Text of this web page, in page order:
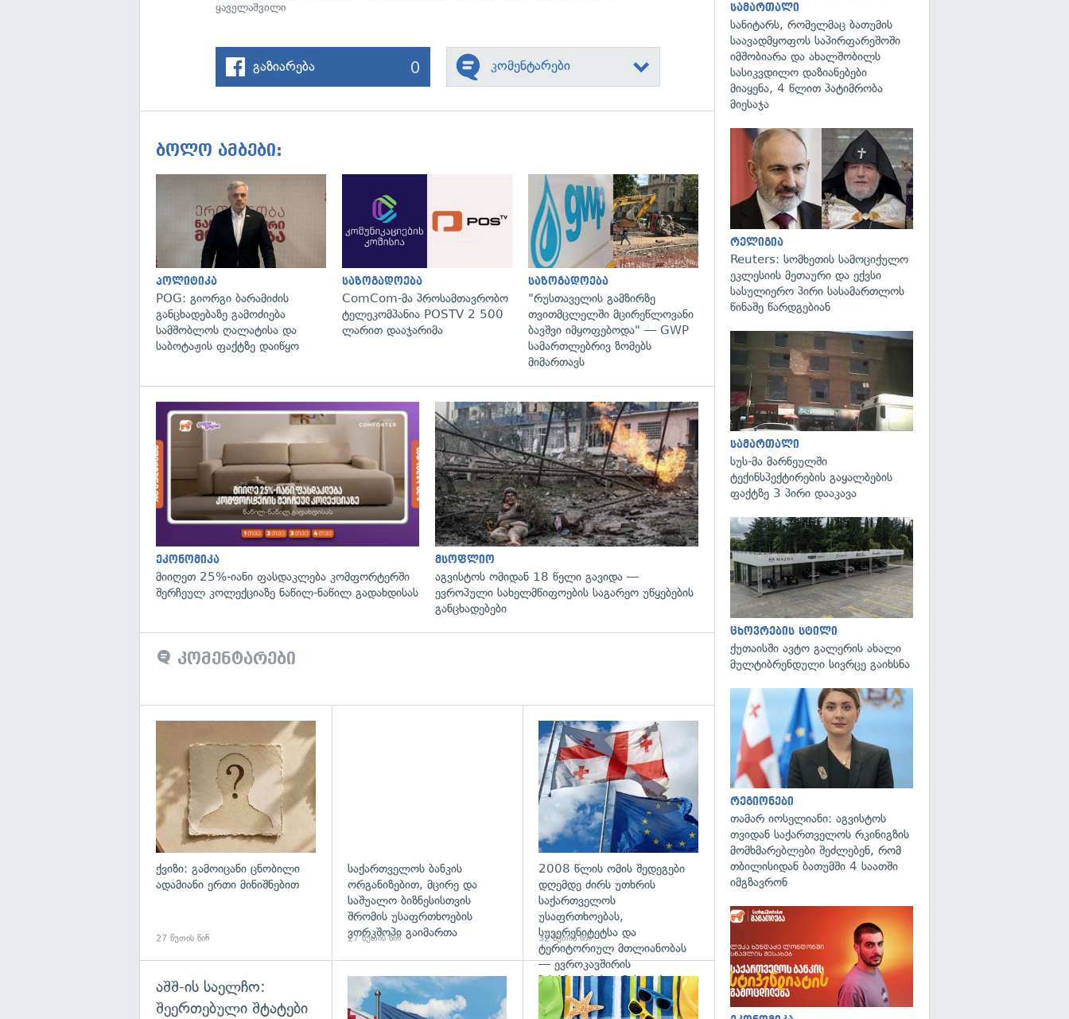
ყაველაშვილი
გაზიარება 0 კომენტარები
ბოლო ამბები:
პოლიტიკა
POG: გიორგი ბარამიძის
განცხადებაზე გამოძიება
სამშობლოს ღალატისა და
საბოტაჟის ფაქტზე დაიწყო
გადახედვა
საზოგადოება
ComCom-მა პროსამთავრობო
ტელეკომპანია POSTV 2 500
ლარით დააჯარიმა
გადახედვა
საზოგადოება
"რუსთაველის გამზირზე
თვითმცლელში მცირეწლოვანი
ბავშვი იმყოფებოდა" — GWP
სამართლებრივ ზომებს
მიმართავს
ეკონომიკა
მიიღეთ 25%-იანი ფასდაკლება კომფორტერში
შერჩეულ კოლექციაზე ნაწილ-ნაწილ გადახდისას
გადახედვა
მსოფლიო
აგვისტოს ომიდან 18 წელი გავიდა —
ევროპული სახელმწიფოების საგარეო უწყებების
განცხადებები
კომენტარები
ქვიზი: გამოიცანი ცნობილი
ადამიანი ერთი მინიშნებით
27 წუთის წინ
საქართველოს ბანკის
ორგანიზებით, მცირე და
საშუალო ბიზნესისთვის
შრომის უსაფრთხოების
ვორკშოპი გაიმართა
27 წუთის წინ
გადახედვა
2008 წლის ომის შედეგები
დღემდე ძირს უთხრის
საქართველოს
უსაფრთხოებას,
სუვერენიტეტსა და
ტერიტორიულ მთლიანობას
— ევროკავშირის
პრესპიკერის განცხადება
32 წუთის წინ
აშშ-ის საელჩო:
შეერთებული შტატები
გადახედვა გადახედვა
სამართალი
სანიტარს, რომელმაც ბათუმის
საავადმყოფოს საპირფარეშოში
იმშობიარა და ახალშობილს
სასიკვდილო დაზიანებები
მიაყენა, 4 წლით პატიმრობა
მიესაჯა
რელიგია
Reuters: სომხეთის სამოციქულო
ეკლესიის მეთაური და ექვსი
სასულიერო პირი სასამართლოს
წინაშე წარდგებიან
სამართალი
სუს-მა მარნეულში
ტექინსპექტირების გაყალბების
ფაქტზე 3 პირი დააკავა
ცხოვრების სტილი
ქუთაისში ავტო გალერის ახალი
მულტიბრენდული სივრცე გაიხსნა
რეგიონები
თამარ იოსელიანი: აგვისტოს
თვიდან საქართველოს რკინიგზის
მომხმარებლები შეძლებენ, რომ
თბილისიდან ბათუმში 4 საათში
იმგზავრონ